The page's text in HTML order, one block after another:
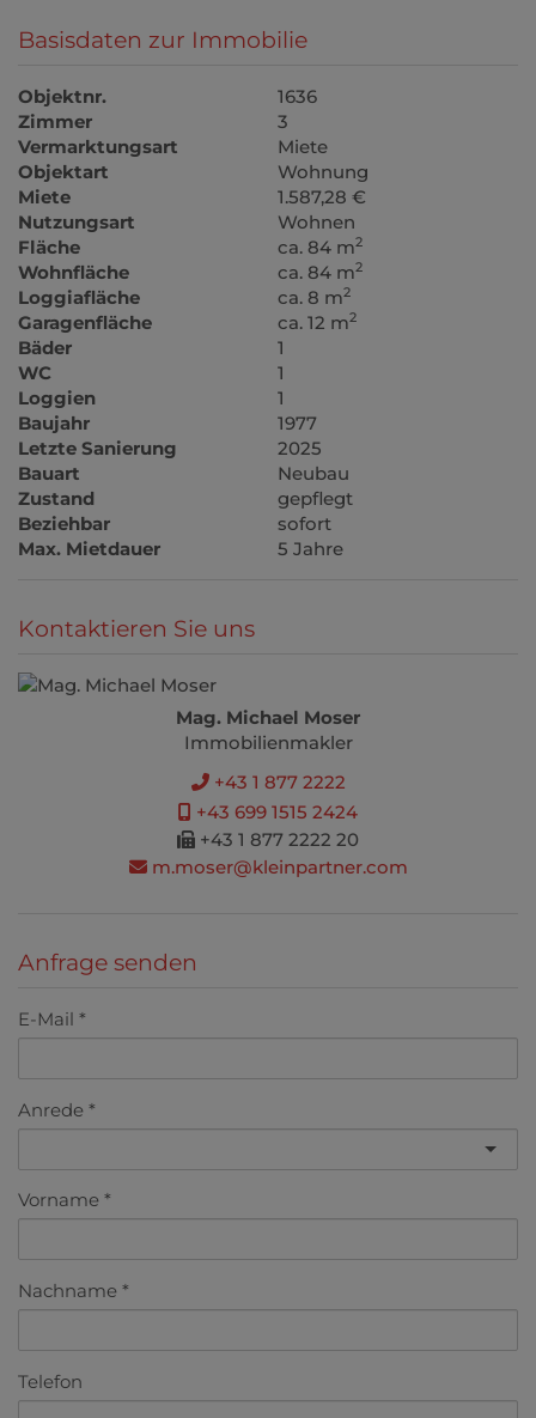
Basisdaten zur Immobilie
Objektnr.
1636
Zimmer
3
Vermarktungsart
Miete
Objektart
Wohnung
Miete
1.587,28 €
Nutzungsart
Wohnen
Fläche
ca. 84 m2
Wohnfläche ca. 84 m2
Loggiafläche ca. 8 m2
Garagenfläche ca. 12 m2
Bäder
1
WC
1
Loggien
1
Baujahr
1977
Letzte Sanierung
2025
Bauart
Neubau
Zustand
gepflegt
Beziehbar
sofort
Max. Mietdauer
5 Jahre
Kontaktieren Sie uns
Mag. Michael Moser
Immobilienmakler
+43 1 877 2222
+43 699 1515 2424
+43 1 877 2222 20
m.moser@kleinpartner.com
Anfrage senden
E-Mail
Anrede
Vorname
Nachname
Telefon